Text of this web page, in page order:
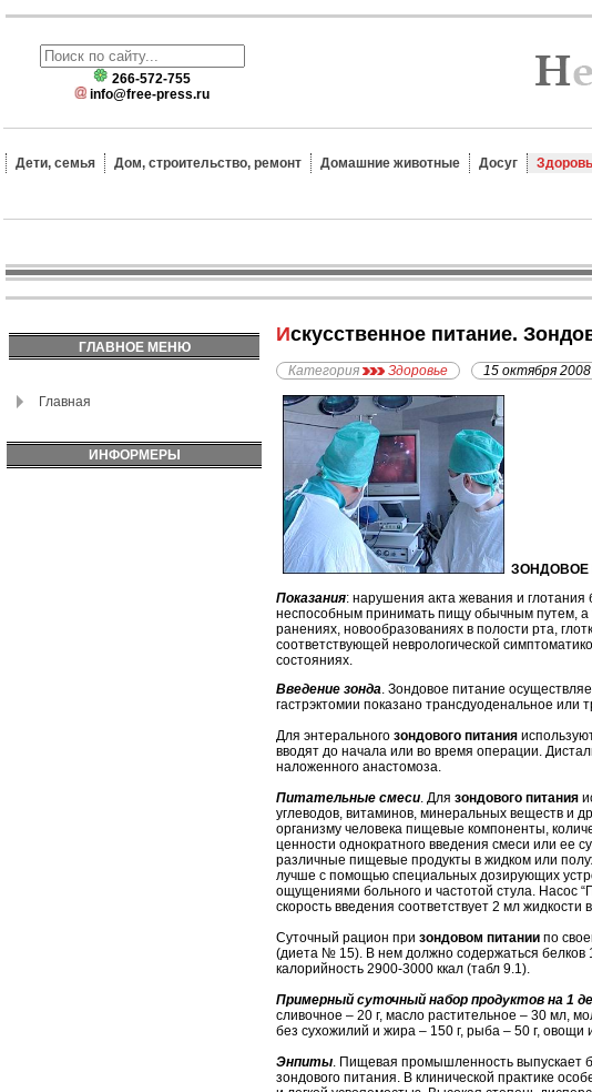
266-572-755
info@free-press.ru
Дети, семья Дом, строительство, ремонт Домашние животные Досуг
ГЛАВНОЕ МЕНЮ
Главная
ИНФОРМЕРЫ
Искусственное питание.
Категория Здоровье 15 октября 2008
ЗОНДОВОЕ
Показания: нарушения акта жевания и
неспособным принимать пищу обычным путем,
ранениях, новообразованиях в полости рта,
соответствующей неврологической
состояниях.
Введение зонда. Зондовое питание
гастрэктомии показано трансдуоденальное или
Для энтерального зондового питания
вводят до начала или во время операции.
наложенного анастомоза.
Питательные смеси. Для зондового питания
углеводов, витаминов, минеральных веществ и
организму человека пищевые компоненты,
ценности однократного введения смеси или ее
различные пищевые продукты в жидком или
лучше с помощью специальных дозирующих
ощущениями больного и частотой стула. Насос
скорость введения соответствует 2 мл жидкости
Суточный рацион при зондовом питании по
(диета № 15). В нем должно содержаться белков
калорийность 2900-3000 ккал (табл 9.1).
Примерный суточный набор продуктов на 1
сливочное – 20 г, масло растительное – 30 мл,
без сухожилий и жира – 150 г, рыба – 50 г,
Энпиты. Пищевая промышленность выпускает
зондового питания. В клинической практике